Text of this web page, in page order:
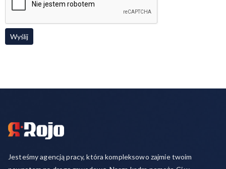
Jesteśmy agencją pracy, która kompleksowo zajmie twoim